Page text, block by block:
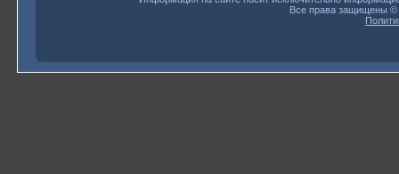
Все права защищены ©